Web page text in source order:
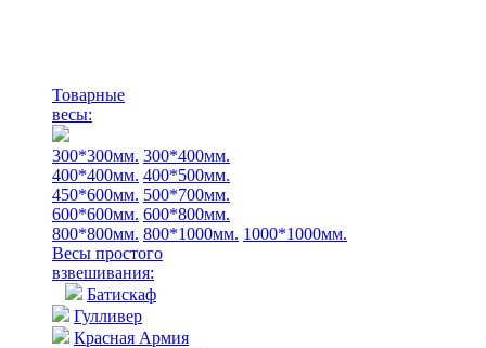
Товарные
весы:
300*300мм. 300*400мм.
400*400мм. 400*500мм.
450*600мм. 500*700мм.
600*600мм. 600*800мм.
800*800мм. 800*1000мм. 1000*1000мм.
Весы простого
взвешивания:
Батискаф
Гулливер
Красная Армия